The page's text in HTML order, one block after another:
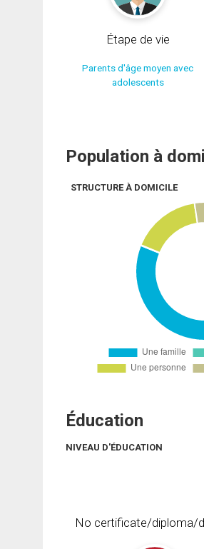
Étape de vie
Parents d'âge moyen avec
adolescents
Population à
STRUCTURE À DOMICILE
Éducation
NIVEAU D'ÉDUCATION
No certificate/diploma/